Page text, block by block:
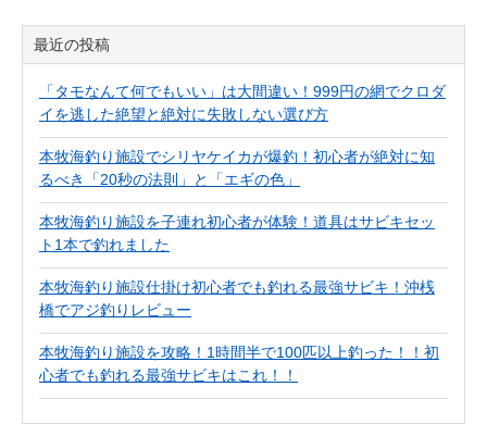
最近の投稿
「タモなんて何でもいい」は大間違い！999円の網でクロダ
イを逃した絶望と絶対に失敗しない選び方
本牧海釣り施設でシリヤケイカが爆釣！初心者が絶対に知
るべき「20秒の法則」と「エギの色」
本牧海釣り施設を子連れ初心者が体験！道具はサビキセッ
ト1本で釣れました
本牧海釣り施設仕掛け初心者でも釣れる最強サビキ！沖桟
橋でアジ釣りレビュー
本牧海釣り施設を攻略！1時間半で100匹以上釣った！！初
心者でも釣れる最強サビキはこれ！！